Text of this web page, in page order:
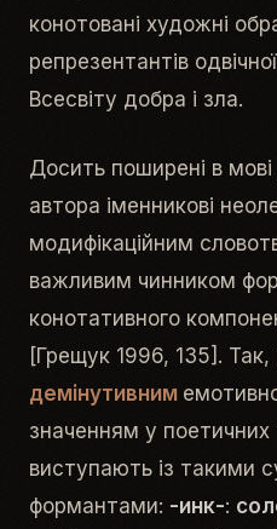
конотовані художні
репрезентантів
Всесвіту добра і зла.
Досить поширені в
автора іменникові
модифікаційним
важливим чинником
конотативного
[Грещук 1996, 135]. Так,
демінутивним
значенням у
виступають із такими
формантами: -инк-: